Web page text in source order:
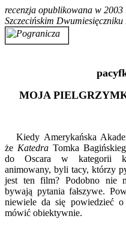
recenzja opublikowana w 2003
Szczecińskim
MOJA
Kiedy Amerykańska
że KatedraTomka
do Oscara w kategorii
animowany, byli tacy, którzy
jest ten film? Podobno nie
bywają pytania fałszywe.
niewiele da się powiedzieć o
mówić obiektywnie.